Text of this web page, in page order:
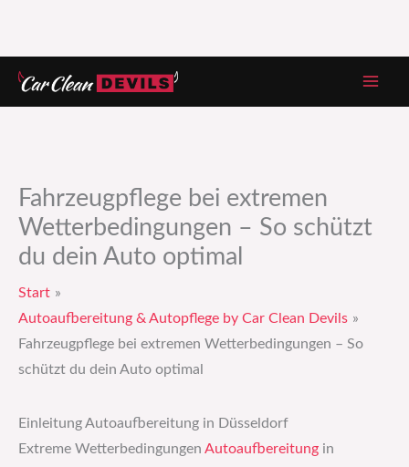
Zum
Inhalt
Fahrzeugpflege bei extremen
Wetterbedingungen – So schützt
du dein Auto optimal
Start
Autoaufbereitung & Autopflege by Car Clean Devils
Fahrzeugpflege bei extremen Wetterbedingungen – So
schützt du dein Auto optimal
Einleitung Autoaufbereitung in Düsseldorf
Extreme Wetterbedingungen Autoaufbereitung in